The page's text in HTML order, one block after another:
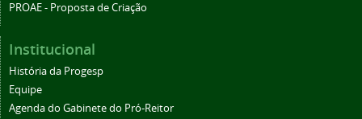
PROAE - Proposta de Criação
Institucional
História da Progesp
Equipe
Agenda do Gabinete do Pró-Reitor